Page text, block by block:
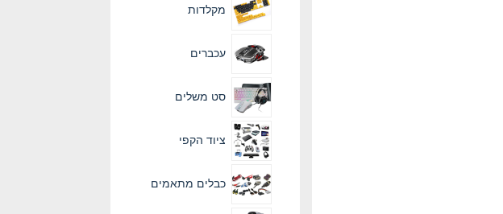
מקלדות
עכברים
סט משלים
ציוד הקפי
כבלים מתאמים